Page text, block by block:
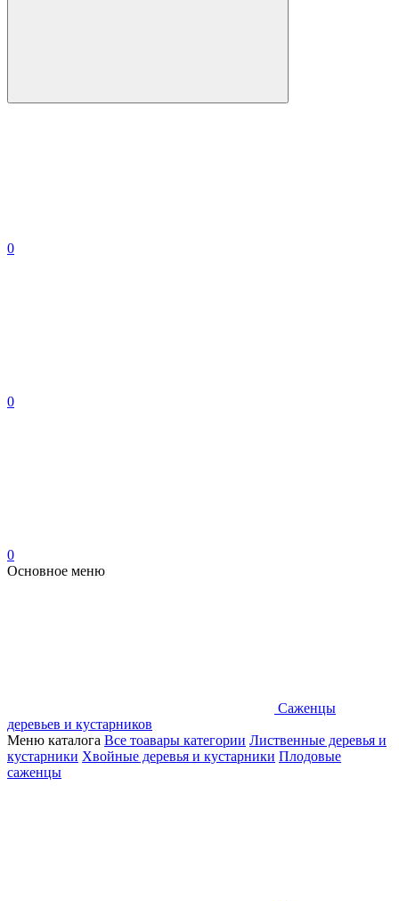
0
0
0
Основное меню
Саженцы
деревьев и кустарников
Меню каталога Все тоавары категории Лиственные деревья и
кустарники Хвойные деревья и кустарники Плодовые
саженцы